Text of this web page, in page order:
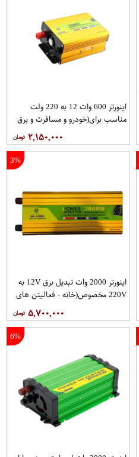
اینورتر 600 وات 12 به 220 ولت
مناسب برای(خودرو و مسافرت و برق
اظطراری) کد DK-L600 از برند دیپ
کینگ
۲,۱۵۰,۰۰۰
3%
اینورتر 2000 وات تبدیل برق 12V به
220V مخصوص(خانه - فعالیتن های
بیرونی - سفر - خودرو) کد DK-L2000
از برند دیپ کینگ
۵,۷۰۰,۰۰۰
6%